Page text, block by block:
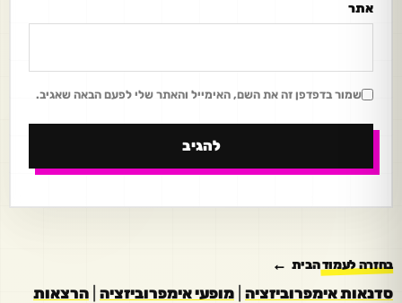
אתר
שמור בדפדפן זה את השם, האימייל והאתר שלי לפעם הבאה שאגיב.
בחזרה לעמוד הבית
סדנאות אימפרוביזציה מופעי אימפרוביזציה הרצאות